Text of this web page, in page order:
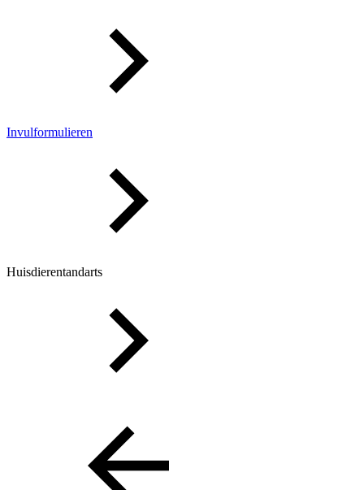
Invulformulieren
Huisdierentandarts